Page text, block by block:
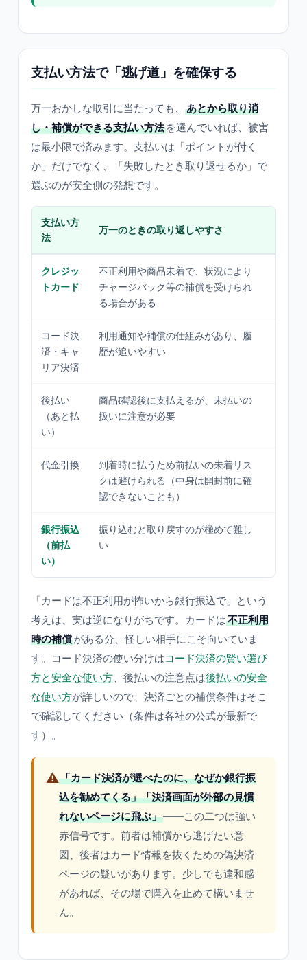
支払い方法で「逃げ道」を確保する
万一おかしな取引に当たっても、
あとから取り消
し・補償ができる支払い方法 を選んでいれば、被害
は最小限で済みます。支払いは「ポイントが付く
か」だけでなく、「失敗したとき取り返せるか」で
選ぶのが安全側の発想です。
支払い方
法
万一のときの取り返しやすさ
クレジッ
トカード
不正利用や商品未着で、状況により
チャージバック等の補償を受けられ
る場合がある
コード決
済・キャ
リア決済
利用通知や補償の仕組みがあり、履
歴が追いやすい
後払い
（あと払
い）
商品確認後に支払えるが、未払いの
扱いに注意が必要
代金引換
到着時に払うため前払いの未着リス
クは避けられる（中身は開封前に確
認できないことも）
銀行振込
（前払
い）
振り込むと取り戻すのが極めて難し
い
「カードは不正利用が怖いから銀行振込で」という
考えは、実は逆になりがちです。カードは不正利用
時の補償がある分、怪しい相手にこそ向いていま
す。コード決済の使い分けはコード決済の賢い選び
方と安全な使い方、後払いの注意点は後払いの安全
な使い方が詳しいので、決済ごとの補償条件はそこ
で確認してください（条件は各社の公式が最新で
す）。
⚠️「カード決済が選べたのに、なぜか銀行振
込を勧めてくる」「決済画面が外部の見慣
れないページに飛ぶ」——この二つは強い
赤信号です。前者は補償から逃げたい意
図、後者はカード情報を抜くための偽決済
ページの疑いがあります。少しでも違和感
があれば、その場で購入を止めて構いませ
ん。